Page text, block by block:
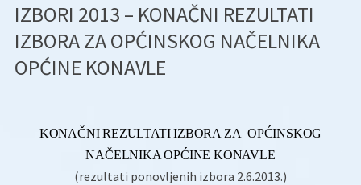
IZBORI 2013 – KONAČNI REZULTATI
IZBORA ZA OPĆINSKOG NAČELNIKA
OPĆINE KONAVLE
KONAČNI REZULTATI IZBORA ZA OPĆINSKOG
NAČELNIKA OPĆINE KONAVLE
(rezultati ponovljenih izbora 2.6.2013.)